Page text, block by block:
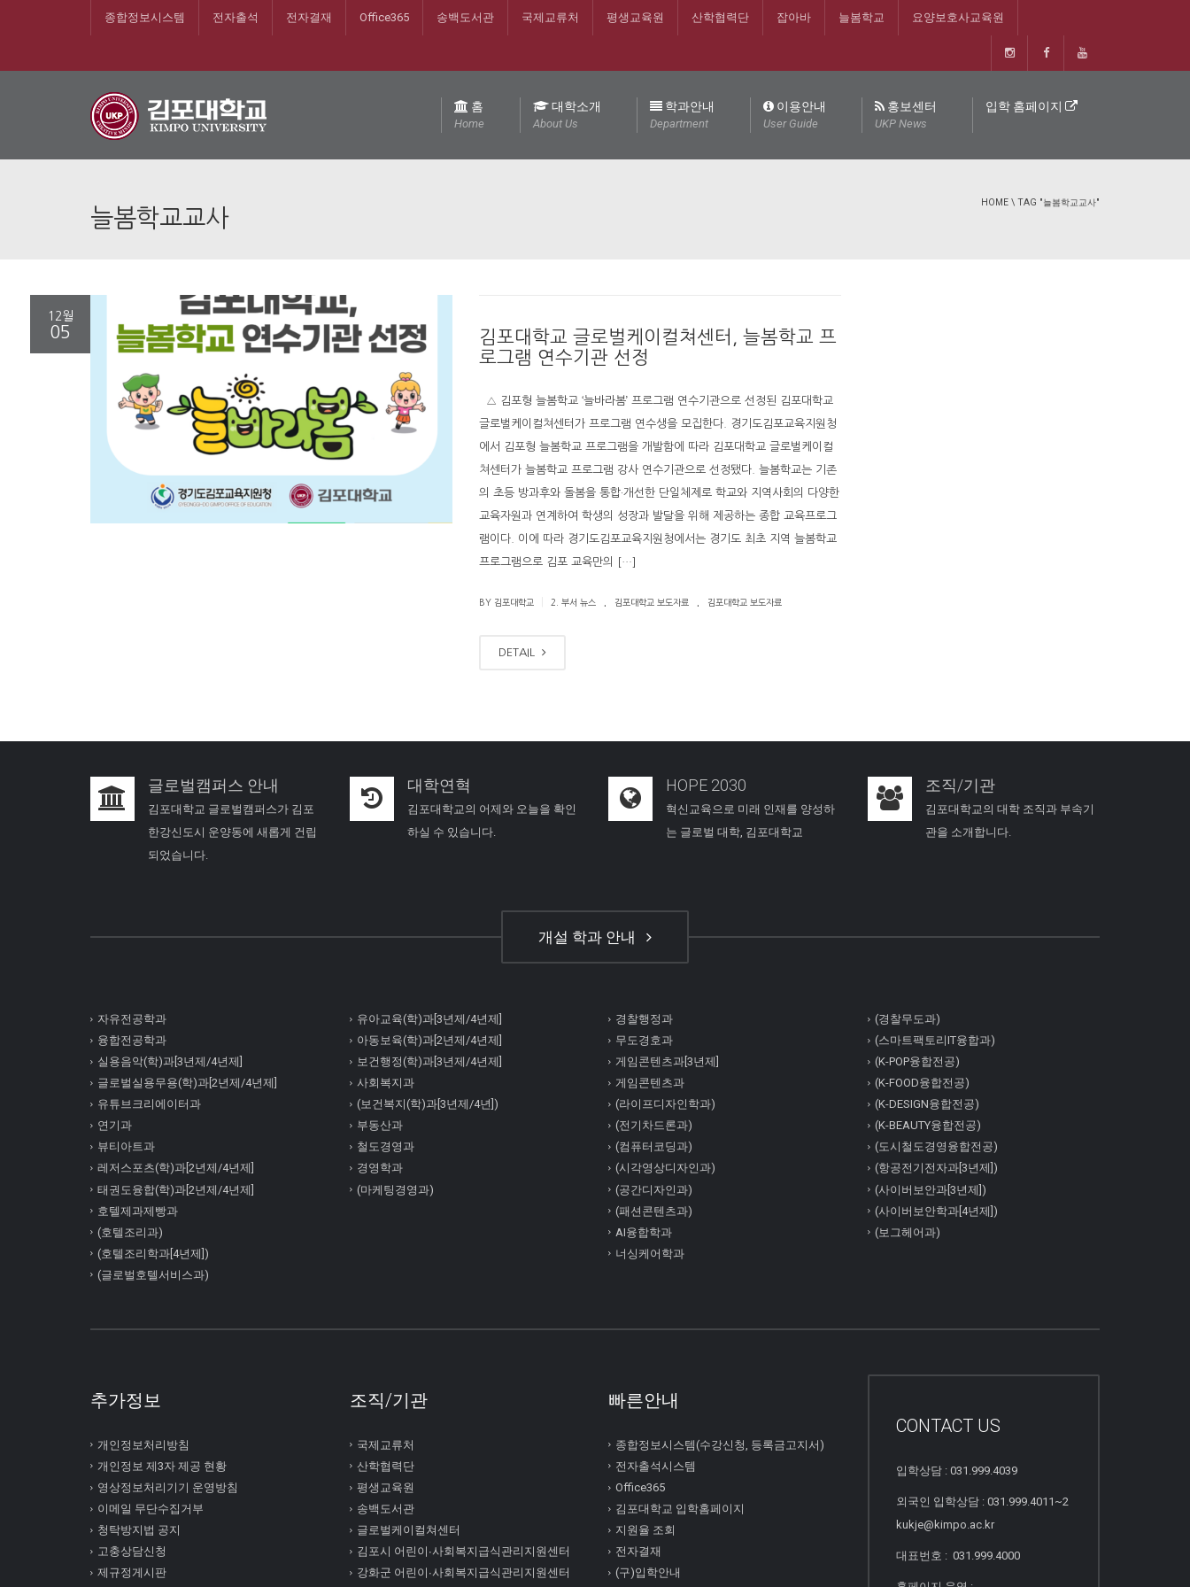
종합정보시스템 전자출석 전자결재 Office365 송백도서관 국제교류처 평생교육원 산학협력단 잡아바 늘봄학교 요양보호사교육원
홈
Home
대학소개
About Us
학과안내
Department
이용안내
User Guide
홍보센터
UKP News
입학 홈페이지
늘봄학교교사
HOME \ TAG "늘봄학교교사"
12월
05
김포대학교 글로벌케이컬쳐센터, 늘봄학교 프
로그램 연수기관 선정
△ 김포형 늘봄학교 ‘늘바라봄’ 프로그램 연수기관으로 선정된 김포대학교
글로벌케이컬쳐센터가 프로그램 연수생을 모집한다. 경기도김포교육지원청
에서 김포형 늘봄학교 프로그램을 개발함에 따라 김포대학교 글로벌케이컬
쳐센터가 늘봄학교 프로그램 강사 연수기관으로 선정됐다. 늘봄학교는 기존
의 초등 방과후와 돌봄을 통합·개선한 단일체제로 학교와 지역사회의 다양한
교육자원과 연계하여 학생의 성장과 발달을 위해 제공하는 종합 교육프로그
램이다. 이에 따라 경기도김포교육지원청에서는 경기도 최초 지역 늘봄학교
프로그램으로 김포 교육만의 […]
BY 김포대학교 2. 부서 뉴스 김포대학교 보도자료 김포대학교 보도자료
DETAIL
글로벌캠퍼스 안내
김포대학교 글로벌캠퍼스가 김포
한강신도시 운양동에 새롭게 건립
되었습니다.
대학연혁
김포대학교의 어제와 오늘을 확인
하실 수 있습니다.
HOPE 2030
혁신교육으로 미래 인재를 양성하
는 글로벌 대학, 김포대학교
조직/기관
김포대학교의 대학 조직과 부속기
관을 소개합니다.
개설 학과 안내
자유전공학과
융합전공학과
실용음악(학)과[3년제/4년제]
글로벌실용무용(학)과[2년제/4년제]
유튜브크리에이터과
연기과
뷰티아트과
레저스포츠(학)과[2년제/4년제]
태권도융합(학)과[2년제/4년제]
호텔제과제빵과
(호텔조리과)
(호텔조리학과[4년제])
(글로벌호텔서비스과)
유아교육(학)과[3년제/4년제]
아동보육(학)과[2년제/4년제]
보건행정(학)과[3년제/4년제]
사회복지과
(보건복지(학)과[3년제/4년])
부동산과
철도경영과
경영학과
(마케팅경영과)
경찰행정과
무도경호과
게임콘텐츠과[3년제]
게임콘텐츠과
(라이프디자인학과)
(전기차드론과)
(컴퓨터코딩과)
(시각영상디자인과)
(공간디자인과)
(패션콘텐츠과)
AI융합학과
너싱케어학과
(경찰무도과)
(스마트팩토리IT융합과)
(K-POP융합전공)
(K-FOOD융합전공)
(K-DESIGN융합전공)
(K-BEAUTY융합전공)
(도시철도경영융합전공)
(항공전기전자과[3년제])
(사이버보안과[3년제])
(사이버보안학과[4년제])
(보그헤어과)
추가정보
개인정보처리방침
개인정보 제3자 제공 현황
영상정보처리기기 운영방침
이메일 무단수집거부
청탁방지법 공지
고충상담신청
제규정게시판
조직/기관
국제교류처
산학협력단
평생교육원
송백도서관
글로벌케이컬쳐센터
김포시 어린이∙사회복지급식관리지원센터
강화군 어린이∙사회복지급식관리지원센터
빠른안내
종합정보시스템(수강신청, 등록금고지서)
전자출석시스템
Office365
김포대학교 입학홈페이지
지원율 조회
전자결재
(구)입학안내
CONTACT US
입학상담 : 031.999.4039
외국인 입학상담 : 031.999.4011~2
kukje@kimpo.ac.kr
대표번호 : 031.999.4000